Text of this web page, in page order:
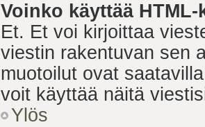
Voinko käyttää
Et. Et voi kirjoittaa
viestin rakentuvan sen
muotoilut ovat
voit käyttää näitä
Ylös